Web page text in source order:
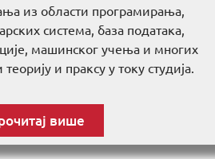
из области програмирања,
система, база података,
машинског учења и многих
и праксу у току студија.
више